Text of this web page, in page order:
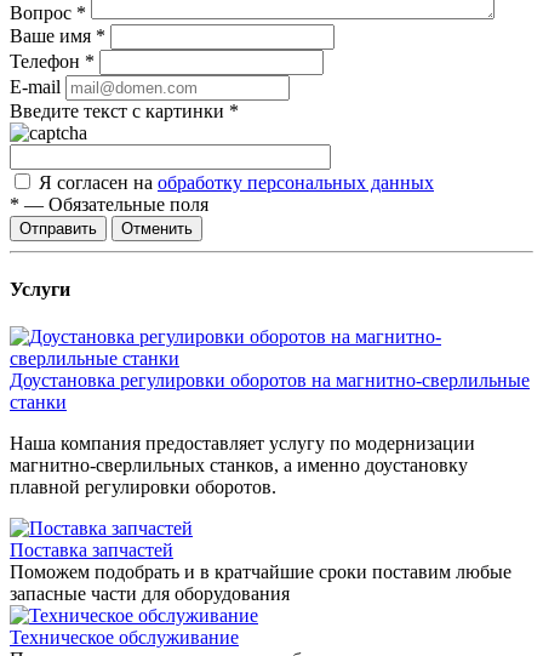
Вопрос *
Ваше имя *
Телефон *
E-mail
Введите текст с картинки *
Я согласен на обработку персональных данных
* — Обязательные поля
Отправить Отменить
Услуги
Доустановка регулировки оборотов на магнитно-сверлильные
станки
Наша компания предоставляет услугу по модернизации
магнитно-сверлильных станков, а именно доустановку
плавной регулировки оборотов.
Поставка запчастей
Поможем подобрать и в кратчайшие сроки поставим любые
запасные части для оборудования
Техническое обслуживание